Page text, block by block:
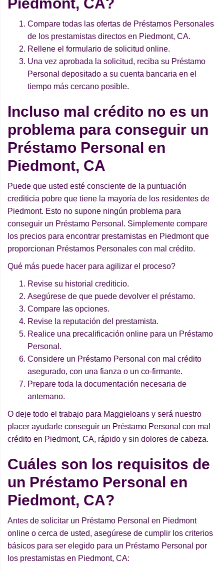
Piedmont, CA?
Compare todas las ofertas de Préstamos Personales
de los prestamistas directos en Piedmont, CA.
Rellene el formulario de solicitud online.
Una vez aprobada la solicitud, reciba su Préstamo
Personal depositado a su cuenta bancaria en el
tiempo más cercano posible.
Incluso mal crédito no es un
problema para conseguir un
Préstamo Personal en
Piedmont, CA
Puede que usted esté consciente de la puntuación
crediticia pobre que tiene la mayoría de los residentes de
Piedmont. Esto no supone ningún problema para
conseguir un Préstamo Personal. Simplemente compare
los precios para encontrar prestamistas en Piedmont que
proporcionan Préstamos Personales con mal crédito.
Qué más puede hacer para agilizar el proceso?
Revise su historial crediticio.
Asegúrese de que puede devolver el préstamo.
Compare las opciones.
Revise la reputación del prestamista.
Realice una precalificación online para un Préstamo
Personal.
Considere un Préstamo Personal con mal crédito
asegurado, con una fianza o un co-firmante.
Prepare toda la documentación necesaria de
antemano.
O deje todo el trabajo para Maggieloans y será nuestro
placer ayudarle conseguir un Préstamo Personal con mal
crédito en Piedmont, CA, rápido y sin dolores de cabeza.
Cuáles son los requisitos de
un Préstamo Personal en
Piedmont, CA?
Antes de solicitar un Préstamo Personal en Piedmont
online o cerca de usted, asegúrese de cumplir los criterios
básicos para ser elegido para un Préstamo Personal por
los prestamistas en Piedmont, CA: